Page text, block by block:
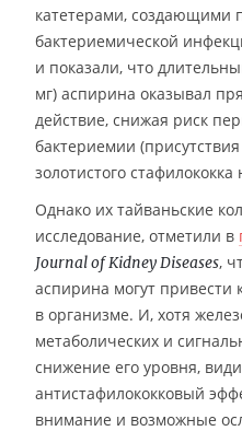
катетерами, создающими
бактериемической
и показали, что
мг) аспирина оказывал
действие, снижая риск
бактериемии
золотистого стафилококка
Однако их тайваньские
исследование, отметили в
Journal of Kidney Diseases,
аспирина могут привести
в организме. И, хотя
метаболических и
снижение его уровня,
антистафилококковый
внимание и возможные